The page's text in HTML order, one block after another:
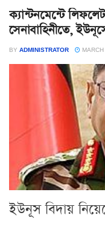
ক্যান্টনমেন্টে
সেনাবাহিনীতে,
BY ADMINISTRATOR
ইউনূস বিদায়